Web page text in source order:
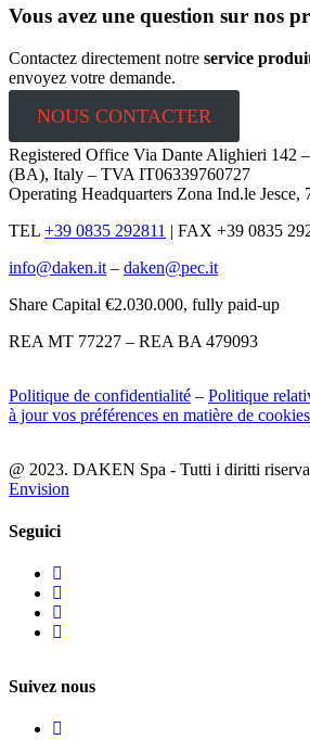
Vous avez une question sur nos
Contactez directement notre service
envoyez votre demande.
NOUS CONTACTER
Registered Office Via Dante Alighieri 142
(BA), Italy – TVA IT06339760727
Operating Headquarters Zona Ind.le Jesce,
TEL +39 0835 292811 | FAX +39 0835
info@daken.it – daken@pec.it
Share Capital €2.030.000, fully paid-up
REA MT 77227 – REA BA 479093
Politique de confidentialité – Politique
à jour vos préférences en matière de cookies
@ 2023. DAKEN Spa - Tutti i diritti
Envision
Seguici
Suivez nous